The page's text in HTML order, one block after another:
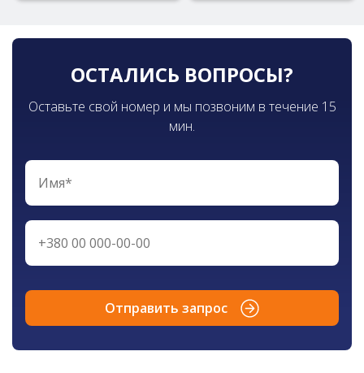
ОСТАЛИСЬ ВОПРОСЫ?
Оставьте свой номер и мы позвоним в течение 15
мин.
Отправить запрос